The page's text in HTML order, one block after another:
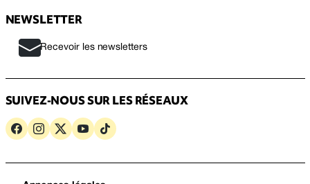
NEWSLETTER
Recevoir les newsletters
SUIVEZ-NOUS SUR LES RÉSEAUX